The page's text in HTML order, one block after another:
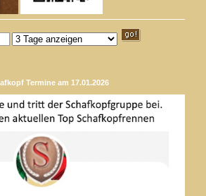
Termine am 17.01.2026